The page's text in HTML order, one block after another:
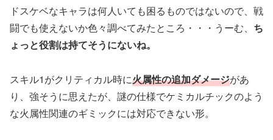
ドスケベなキャラは何人いても困るものではないので、戦
闘でも使えないか色々調べてみたところ・・・うーむ、 ち
ょっと役割は持てそうにないね。
スキル1がクリティカル時に火属性の追加ダメージがあ
り、強そうに思えたが、謎の仕様でケミカルチックのよう
な火属性関連のギミックには対応できない形。